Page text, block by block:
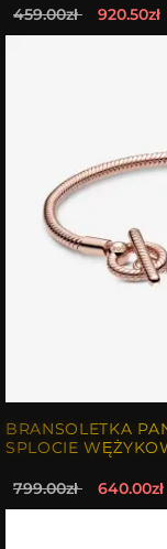
459.00zł 920.50zł
BRANSOLETKA
SPLOCIE
799.00zł 640.00zł